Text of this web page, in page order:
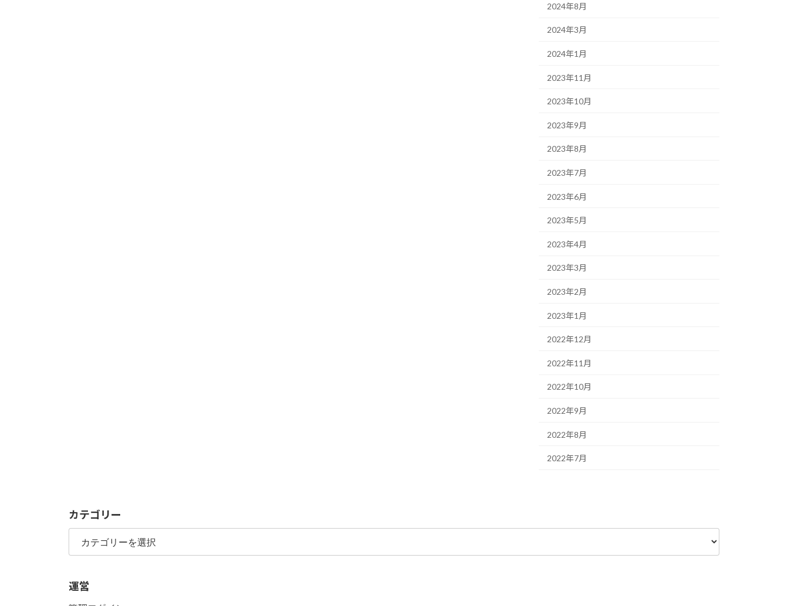
2024年8月
2024年3月
2024年1月
2023年11月
2023年10月
2023年9月
2023年8月
2023年7月
2023年6月
2023年5月
2023年4月
2023年3月
2023年2月
2023年1月
2022年12月
2022年11月
2022年10月
2022年9月
2022年8月
2022年7月
カテゴリー
カ
ゴ
ー
運営